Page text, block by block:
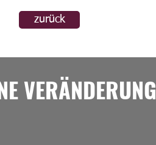
zurück
VERÄNDERUNG